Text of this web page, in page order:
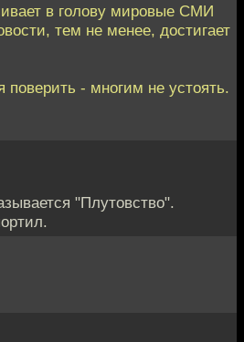
в голову мировые СМИ
тем не менее, достигает
поверить - многим не устоять.
"Плутовство".